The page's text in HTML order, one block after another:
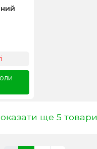
ще 5 товари